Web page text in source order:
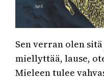
Sen verran olen
miellyttää, lause,
Mieleen tulee